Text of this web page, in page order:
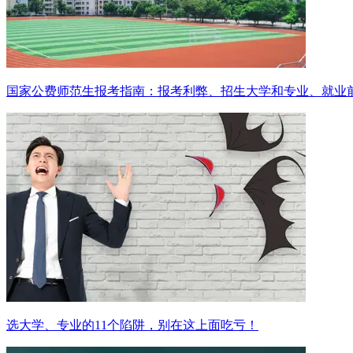
国家公费师范生报考指南：报考利弊、招生大学和专业、就业
选大学、专业的11个陷阱，别在这上面吃亏！